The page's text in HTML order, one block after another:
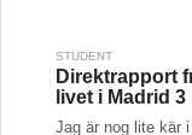
STUDENT
Direktrapport
livet i Madrid 3
Jag är nog lite kär i